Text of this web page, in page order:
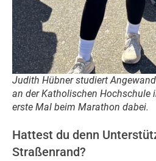
Judith Hübner studiert
an der Katholischen Hochschule
erste Mal beim Marathon dabei.
Hattest du denn
Straßenrand?